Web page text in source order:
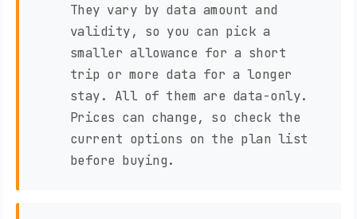
They vary by data amount and
validity, so you can pick a
smaller allowance for a short
trip or more data for a longer
stay. All of them are data-only.
Prices can change, so check the
current options on the plan list
before buying.